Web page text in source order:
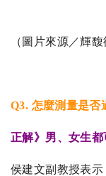
（圖片來源／輝
Q3. 怎麼測量是否
正解》 男、女生都
侯建文副教授表